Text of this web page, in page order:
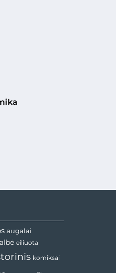
augalai
eiliuota
komiksai